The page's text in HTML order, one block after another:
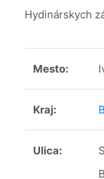
Hydinárskych
Mesto:
Kraj:
Ulica: